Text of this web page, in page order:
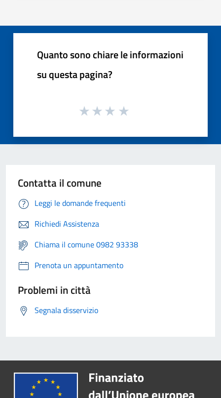
Quanto sono chiare le informazioni
su questa pagina?
Contatta il comune
Leggi le domande frequenti
Richiedi Assistenza
Chiama il comune 0982 93338
Prenota un appuntamento
Problemi in città
Segnala disservizio